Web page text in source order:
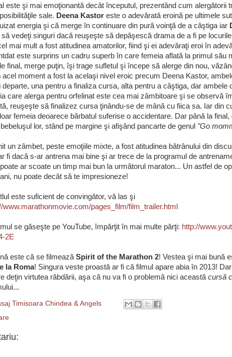
este şi mai emoţionantă decât începutul, prezentând cum alergătorii
sale. Deena Kastor este o adevărată eroină pe ultimele
energia şi că merge în continuare din pură voinţă de a câştiga iar
vedeţi singuri dacă reuşeşte să depăşescă drama de a fi pe
mai mult a fost atitudinea amatorilor, fiind şi ei adevăraţi eroi în
este surprins un cadru superb în care femeia aflată la primul său
final, merge puţin, îşi trage sufletul şi începe să alerge din nou,
acel moment a fost la acelaşi nivel eroic precum Deena Kastor,
departe, una pentru a finaliza cursa, alta pentru a câştiga, dar ambele
care alerga pentru orfelinat este cea mai zâmbitoare şi se observă
reuşeşte să finalizez cursa ţinându-se de mână cu fiica sa. Iar din
femeia deoarece bărbatul suferise o accidentare. Dar până la
lor, stând pe margine şi afişând pancarte de genul "Go
un zâmbet, peste emoţiile mixte, a fost atitudinea bătrânului din
fi dacă s-ar antrena mai bine şi ar trece de la programul de
ar scoate un timp mai bun la următorul maraton... Un astfel de
nu poate decât să te impresioneze!
este suficient de convingător, vă las şi
www.marathonmovie.com/pages_film/film_trailer.html
se găseşte pe YouTube, împărţit în mai multe părţi: http://
2E
este că se filmeazăSpirit of the Marathon 2! Vestea şi mai bună
la Roma! Singura veste proastă ar fi că filmul apare abia în 2013!
deţin virtutea răbdării, aşa că nu va fi o problemă nici aceastăcursă
Timisoara Chindea & Angels